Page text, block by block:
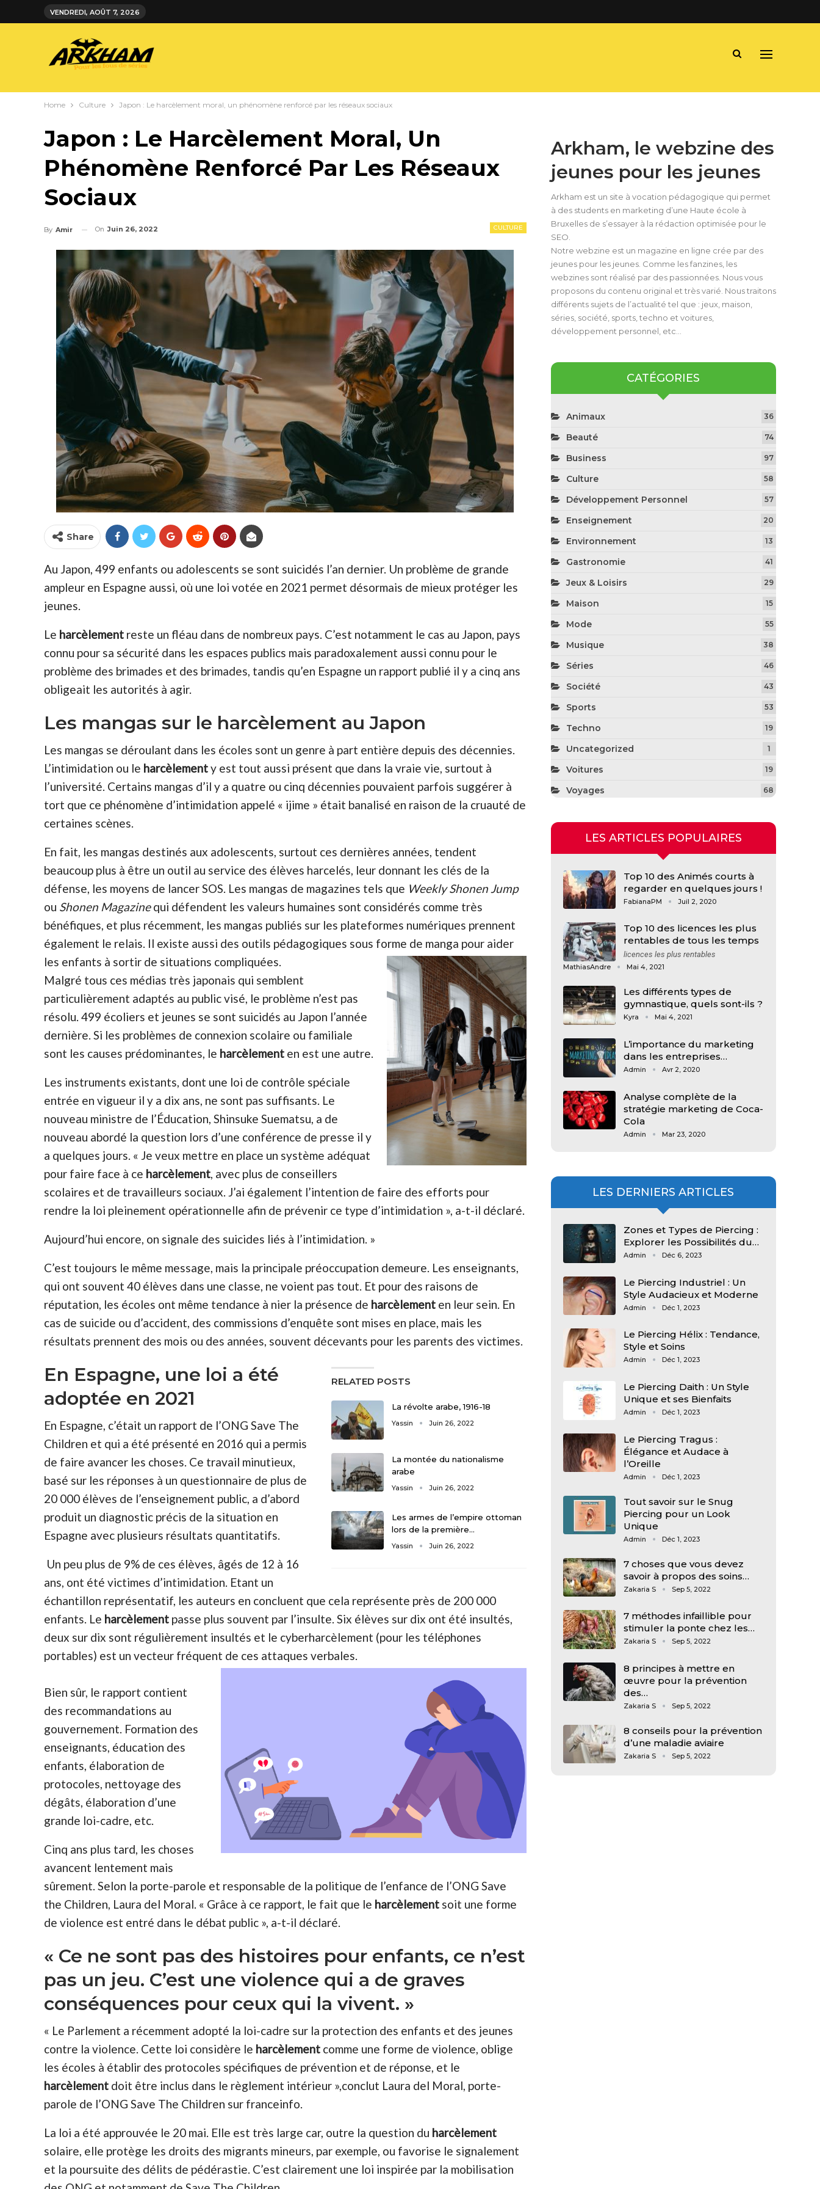
VENDREDI, AOÛT 7, 2026
Home Culture Japon : Le harcèlement moral, un phénomène renforcé par les réseaux sociaux
Japon : Le Harcèlement Moral, Un
Phénomène Renforcé Par Les Réseaux
Sociaux
CULTURE
By Amir On Juin 26, 2022
Share
Au Japon, 499 enfants ou adolescents se sont suicidés l’an dernier. Un problème de grande
ampleur en Espagne aussi, où une loi votée en 2021 permet désormais de mieux protéger les
jeunes.
Le harcèlement reste un fléau dans de nombreux pays. C’est notamment le cas au Japon, pays
connu pour sa sécurité dans les espaces publics mais paradoxalement aussi connu pour le
problème des brimades et des brimades, tandis qu’en Espagne un rapport publié il y a cinq ans
obligeait les autorités à agir.
Les mangas sur le harcèlement au Japon
Les mangas se déroulant dans les écoles sont un genre à part entière depuis des décennies.
L’intimidation ou le harcèlementy est tout aussi présent que dans la vraie vie, surtout à
l’université. Certains mangas d’il y a quatre ou cinq décennies pouvaient parfois suggérer à
tort que ce phénomène d’intimidation appelé « ijime » était banalisé en raison de la cruauté de
certaines scènes.
En fait, les mangas destinés aux adolescents, surtout ces dernières années, tendent
beaucoup plus à être un outil au service des élèves harcelés, leur donnant les clés de la
défense, les moyens de lancer SOS. Les mangas de magazines tels que Weekly Shonen Jump
ou Shonen Magazinequi défendent les valeurs humaines sont considérés comme très
bénéfiques, et plus récemment, les mangas publiés sur les plateformes numériques prennent
également le relais. Il existe aussi des outils pédagogiques sous forme de manga pour aider
les enfants à sortir de situations compliquées.
Malgré tous ces médias très japonais qui semblent
particulièrement adaptés au public visé, le problème n’est pas
résolu. 499 écoliers et jeunes se sont suicidés au Japon l’année
dernière. Si les problèmes de connexion scolaire ou familiale
sont les causes prédominantes, le harcèlement en est une autre.
Les instruments existants, dont une loi de contrôle spéciale
entrée en vigueur il y a dix ans, ne sont pas suffisants. Le
nouveau ministre de l’Éducation, Shinsuke Suematsu, a de
nouveau abordé la question lors d’une conférence de presse il y
a quelques jours. « Je veux mettre en place un système adéquat
pour faire face à ce harcèlement, avec plus de conseillers
scolaires et de travailleurs sociaux. J’ai également l’intention de faire des efforts pour
rendre la loi pleinement opérationnelle afin de prévenir ce type d’intimidation », a-t-il déclaré.
Aujourd’hui encore, on signale des suicides liés à l’intimidation. »
C’est toujours le même message, mais la principale préoccupation demeure. Les enseignants,
qui ont souvent 40 élèves dans une classe, ne voient pas tout. Et pour des raisons de
réputation, les écoles ont même tendance à nier la présence de harcèlement en leur sein. En
cas de suicide ou d’accident, des commissions d’enquête sont mises en place, mais les
résultats prennent des mois ou des années, souvent décevants pour les parents des victimes.
RELATED POSTS
La révolte arabe, 1916-18
Yassin Juin 26, 2022
La montée du nationalisme
arabe
Yassin Juin 26, 2022
Les armes de l’empire ottoman
lors de la première…
Yassin Juin 26, 2022
En Espagne, une loi a été
adoptée en 2021
En Espagne, c’était un rapport de l’ONG Save The
Children et qui a été présenté en 2016 qui a permis
de faire avancer les choses. Ce travail minutieux,
basé sur les réponses à un questionnaire de plus de
20 000 élèves de l’enseignement public, a d’abord
produit un diagnostic précis de la situation en
Espagne avec plusieurs résultats quantitatifs.
Un peu plus de 9% de ces élèves, âgés de 12 à 16
ans, ont été victimes d’intimidation. Etant un
échantillon représentatif, les auteurs en concluent que cela représente près de 200 000
enfants. Le harcèlement passe plus souvent par l’insulte. Six élèves sur dix ont été insultés,
deux sur dix sont régulièrement insultés et le cyberharcèlement (pour les téléphones
portables) est un vecteur fréquent de ces attaques verbales.
Bien sûr, le rapport contient
des recommandations au
gouvernement. Formation des
enseignants, éducation des
enfants, élaboration de
protocoles, nettoyage des
dégâts, élaboration d’une
grande loi-cadre, etc.
Cinq ans plus tard, les choses
avancent lentement mais
sûrement. Selon la porte-parole et responsable de la politique de l’enfance de l’ONG Save
the Children, Laura del Moral. « Grâce à ce rapport, le fait que le harcèlement soit une forme
de violence est entré dans le débat public », a-t-il déclaré.
« Ce ne sont pas des histoires pour enfants, ce n’est
pas un jeu. C’est une violence qui a de graves
conséquences pour ceux qui la vivent. »
« Le Parlement a récemment adopté la loi-cadre sur la protection des enfants et des jeunes
contre la violence. Cette loi considère le harcèlement comme une forme de violence, oblige
les écoles à établir des protocoles spécifiques de prévention et de réponse, et le
harcèlement doit être inclus dans le règlement intérieur »,conclut Laura del Moral, porte-
parole de l’ONG Save The Children sur franceinfo.
La loi a été approuvée le 20 mai. Elle est très large car, outre la question du harcèlement
solaire, elle protège les droits des migrants mineurs, par exemple, ou favorise le signalement
et la poursuite des délits de pédérastie. C’est clairement une loi inspirée par la mobilisation
Arkham, le webzine des
jeunes pour les jeunes
Arkham est un site à vocation pédagogique qui permet
à des students en marketing d’une Haute école à
Bruxelles de s’essayer à la rédaction optimisée pour le
SEO.
Notre webzine est un magazine en ligne crée par des
jeunes pour les jeunes. Comme les fanzines, les
webzines sont réalisé par des passionnées. Nous vous
proposons du contenu original et très varié. Nous traitons
différents sujets de l’actualité tel que : jeux, maison,
séries, société, sports, techno et voitures,
développement personnel, etc…
CATÉGORIES
Animaux 36
Beauté 74
Business 97
Culture 58
Développement Personnel 57
Enseignement 20
Environnement 13
Gastronomie 41
Jeux & Loisirs 29
Maison 15
Mode 55
Musique 38
Séries 46
Société 43
Sports 53
Techno 19
Uncategorized 1
Voitures 19
Voyages 68
LES ARTICLES POPULAIRES
Top 10 des Animés courts à
regarder en quelques jours !
FabianaPM Juil 2, 2020
Top 10 des licences les plus
rentables de tous les temps
licences les plus rentables
MathiasAndre Mai 4, 2021
Les différents types de
gymnastique, quels sont-ils ?
Kyra Mai 4, 2021
L’importance du marketing
dans les entreprises…
Admin Avr 2, 2020
Analyse complète de la
stratégie marketing de Coca-
Cola
Admin Mar 23, 2020
LES DERNIERS ARTICLES
Zones et Types de Piercing :
Explorer les Possibilités du…
Admin Déc 6, 2023
Le Piercing Industriel : Un
Style Audacieux et Moderne
Admin Déc 1, 2023
Le Piercing Hélix : Tendance,
Style et Soins
Admin Déc 1, 2023
Le Piercing Daith : Un Style
Unique et ses Bienfaits
Admin Déc 1, 2023
Le Piercing Tragus :
Élégance et Audace à
l’Oreille
Admin Déc 1, 2023
Tout savoir sur le Snug
Piercing pour un Look
Unique
Admin Déc 1, 2023
7 choses que vous devez
savoir à propos des soins…
Zakaria S Sep 5, 2022
7 méthodes infaillible pour
stimuler la ponte chez les…
Zakaria S Sep 5, 2022
8 principes à mettre en
œuvre pour la prévention
des…
Zakaria S Sep 5, 2022
8 conseils pour la prévention
d’une maladie aviaire
Zakaria S Sep 5, 2022